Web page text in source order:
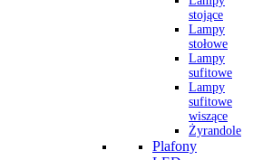
stojące
Lampy
stołowe
Lampy
sufitowe
Lampy
sufitowe
wiszące
Żyrandole
Plafony